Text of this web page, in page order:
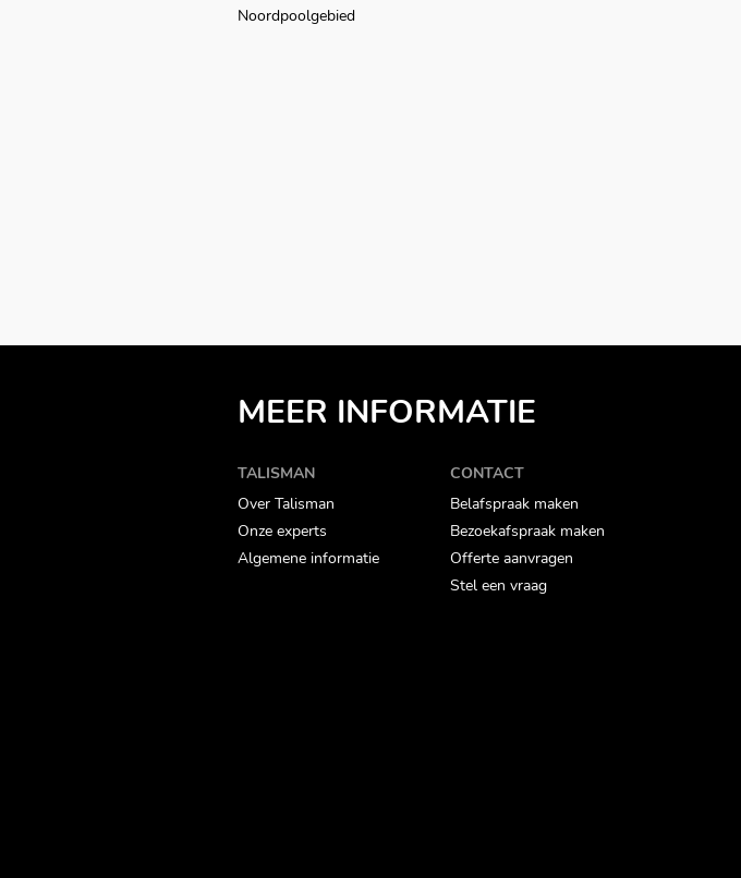
Noordpoolgebied
MEER INFORMATIE
TALISMAN
Over Talisman
Onze experts
Algemene informatie
CONTACT
Belafspraak maken
Bezoekafspraak maken
Offerte aanvragen
Stel een vraag